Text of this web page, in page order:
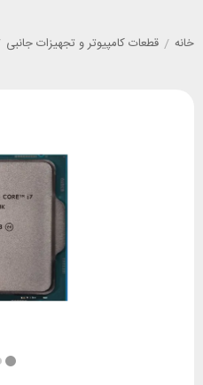
خانه / قطعات کامپیوتر و تجهیزات جانبی